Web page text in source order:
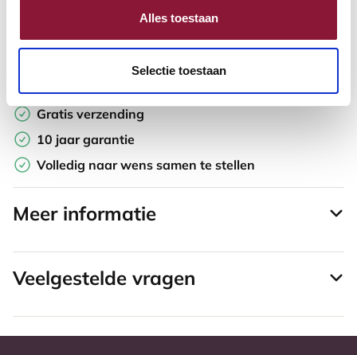
Alles toestaan
Selectie toestaan
Toevoegen aan vergelijker
Gratis verzending
10 jaar garantie
Volledig naar wens samen te stellen
Meer informatie
Veelgestelde vragen